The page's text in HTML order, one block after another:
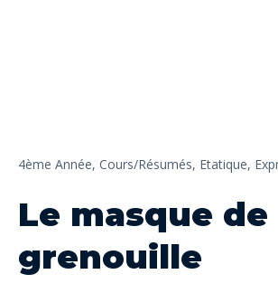
4ème Année, Cours/Résumés, Etatique,
Le masque de
grenouille